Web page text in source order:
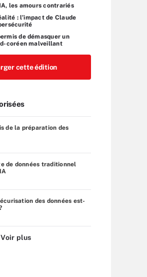
les amours contrariés
: l’impact de Claude
de démasquer un
coréen malveillant
cette édition
de la préparation des
de données traditionnel
des données est-
Voir plus